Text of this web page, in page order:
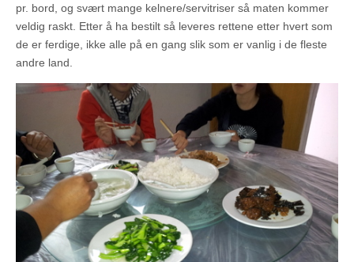
pr. bord, og svært mange kelnere/servitriser så maten kommer
veldig raskt. Etter å ha bestilt så leveres rettene etter hvert som
de er ferdige, ikke alle på en gang slik som er vanlig i de fleste
andre land.